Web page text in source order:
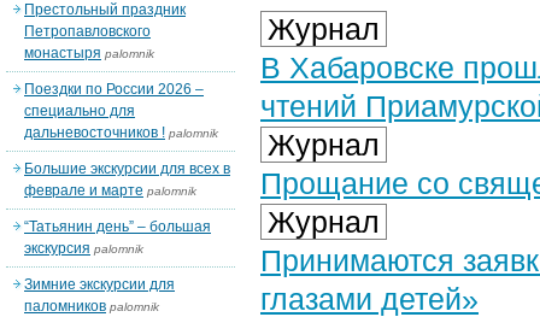
Журнал
В Хабаровске
чтений
Журнал
Прощание со
Журнал
Принимаются
глазами детей»
Престольный праздник
Петропавловского
монастыря palomnik
Поездки по России 2026 –
специально для
дальневосточников ! palomnik
Большие экскурсии для всех в
феврале и марте palomnik
“Татьянин день” – большая
экскурсия palomnik
Зимние экскурсии для
паломников palomnik